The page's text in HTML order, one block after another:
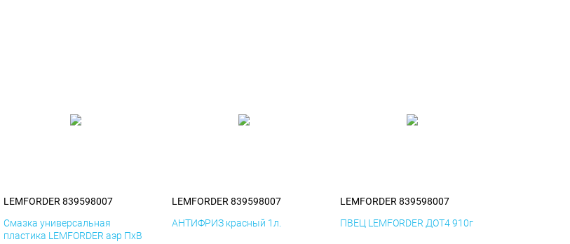
LEMFORDER 839598007
Смазка универсальная
пластика LEMFORDER аэр ПхВ
LEMFORDER 839598007
АНТИФРИЗ красный 1л.
LEMFORDER 839598007
ПВЕЦ LEMFORDER ДОТ4 910г